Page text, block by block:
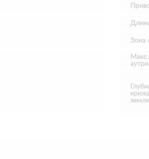
Зона